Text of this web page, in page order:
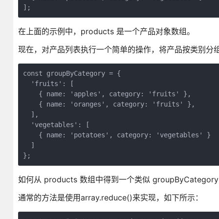
];
在上面的示例中，products 是一个产品对象数组。
现在，对产品列表执行一个简单的操作，将产品按类别分组
const groupByCategory = {
  'fruits': [
    { name: 'apples', category: 'fruits' },
    { name: 'oranges', category: 'fruits' },
  ],
  'vegetables': [
    { name: 'potatoes', category: 'vegetables' }
  ]
};
如何从 products 数组中得到一个类似 groupByCategory
通常的方法是使用array.reduce()来实现，如下所示：